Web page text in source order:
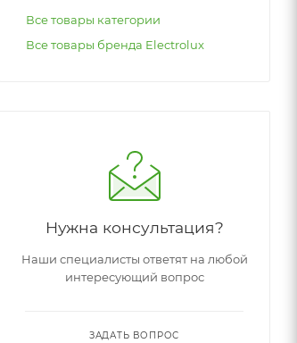
Все товары категории
Все товары бренда Electrolux
Нужна консультация?
Наши специалисты ответят на любой
интересующий вопрос
ЗАДАТЬ ВОПРОС